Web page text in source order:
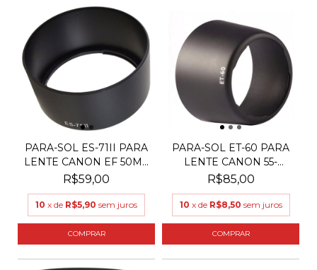
PARA-SOL ES-71II PARA
LENTE CANON EF 50M...
R$59,00
10 x de R$5,90 sem juros
PARA-SOL ET-60 PARA
LENTE CANON 55-
250MM...
R$85,00
10 x de R$8,50 sem juros